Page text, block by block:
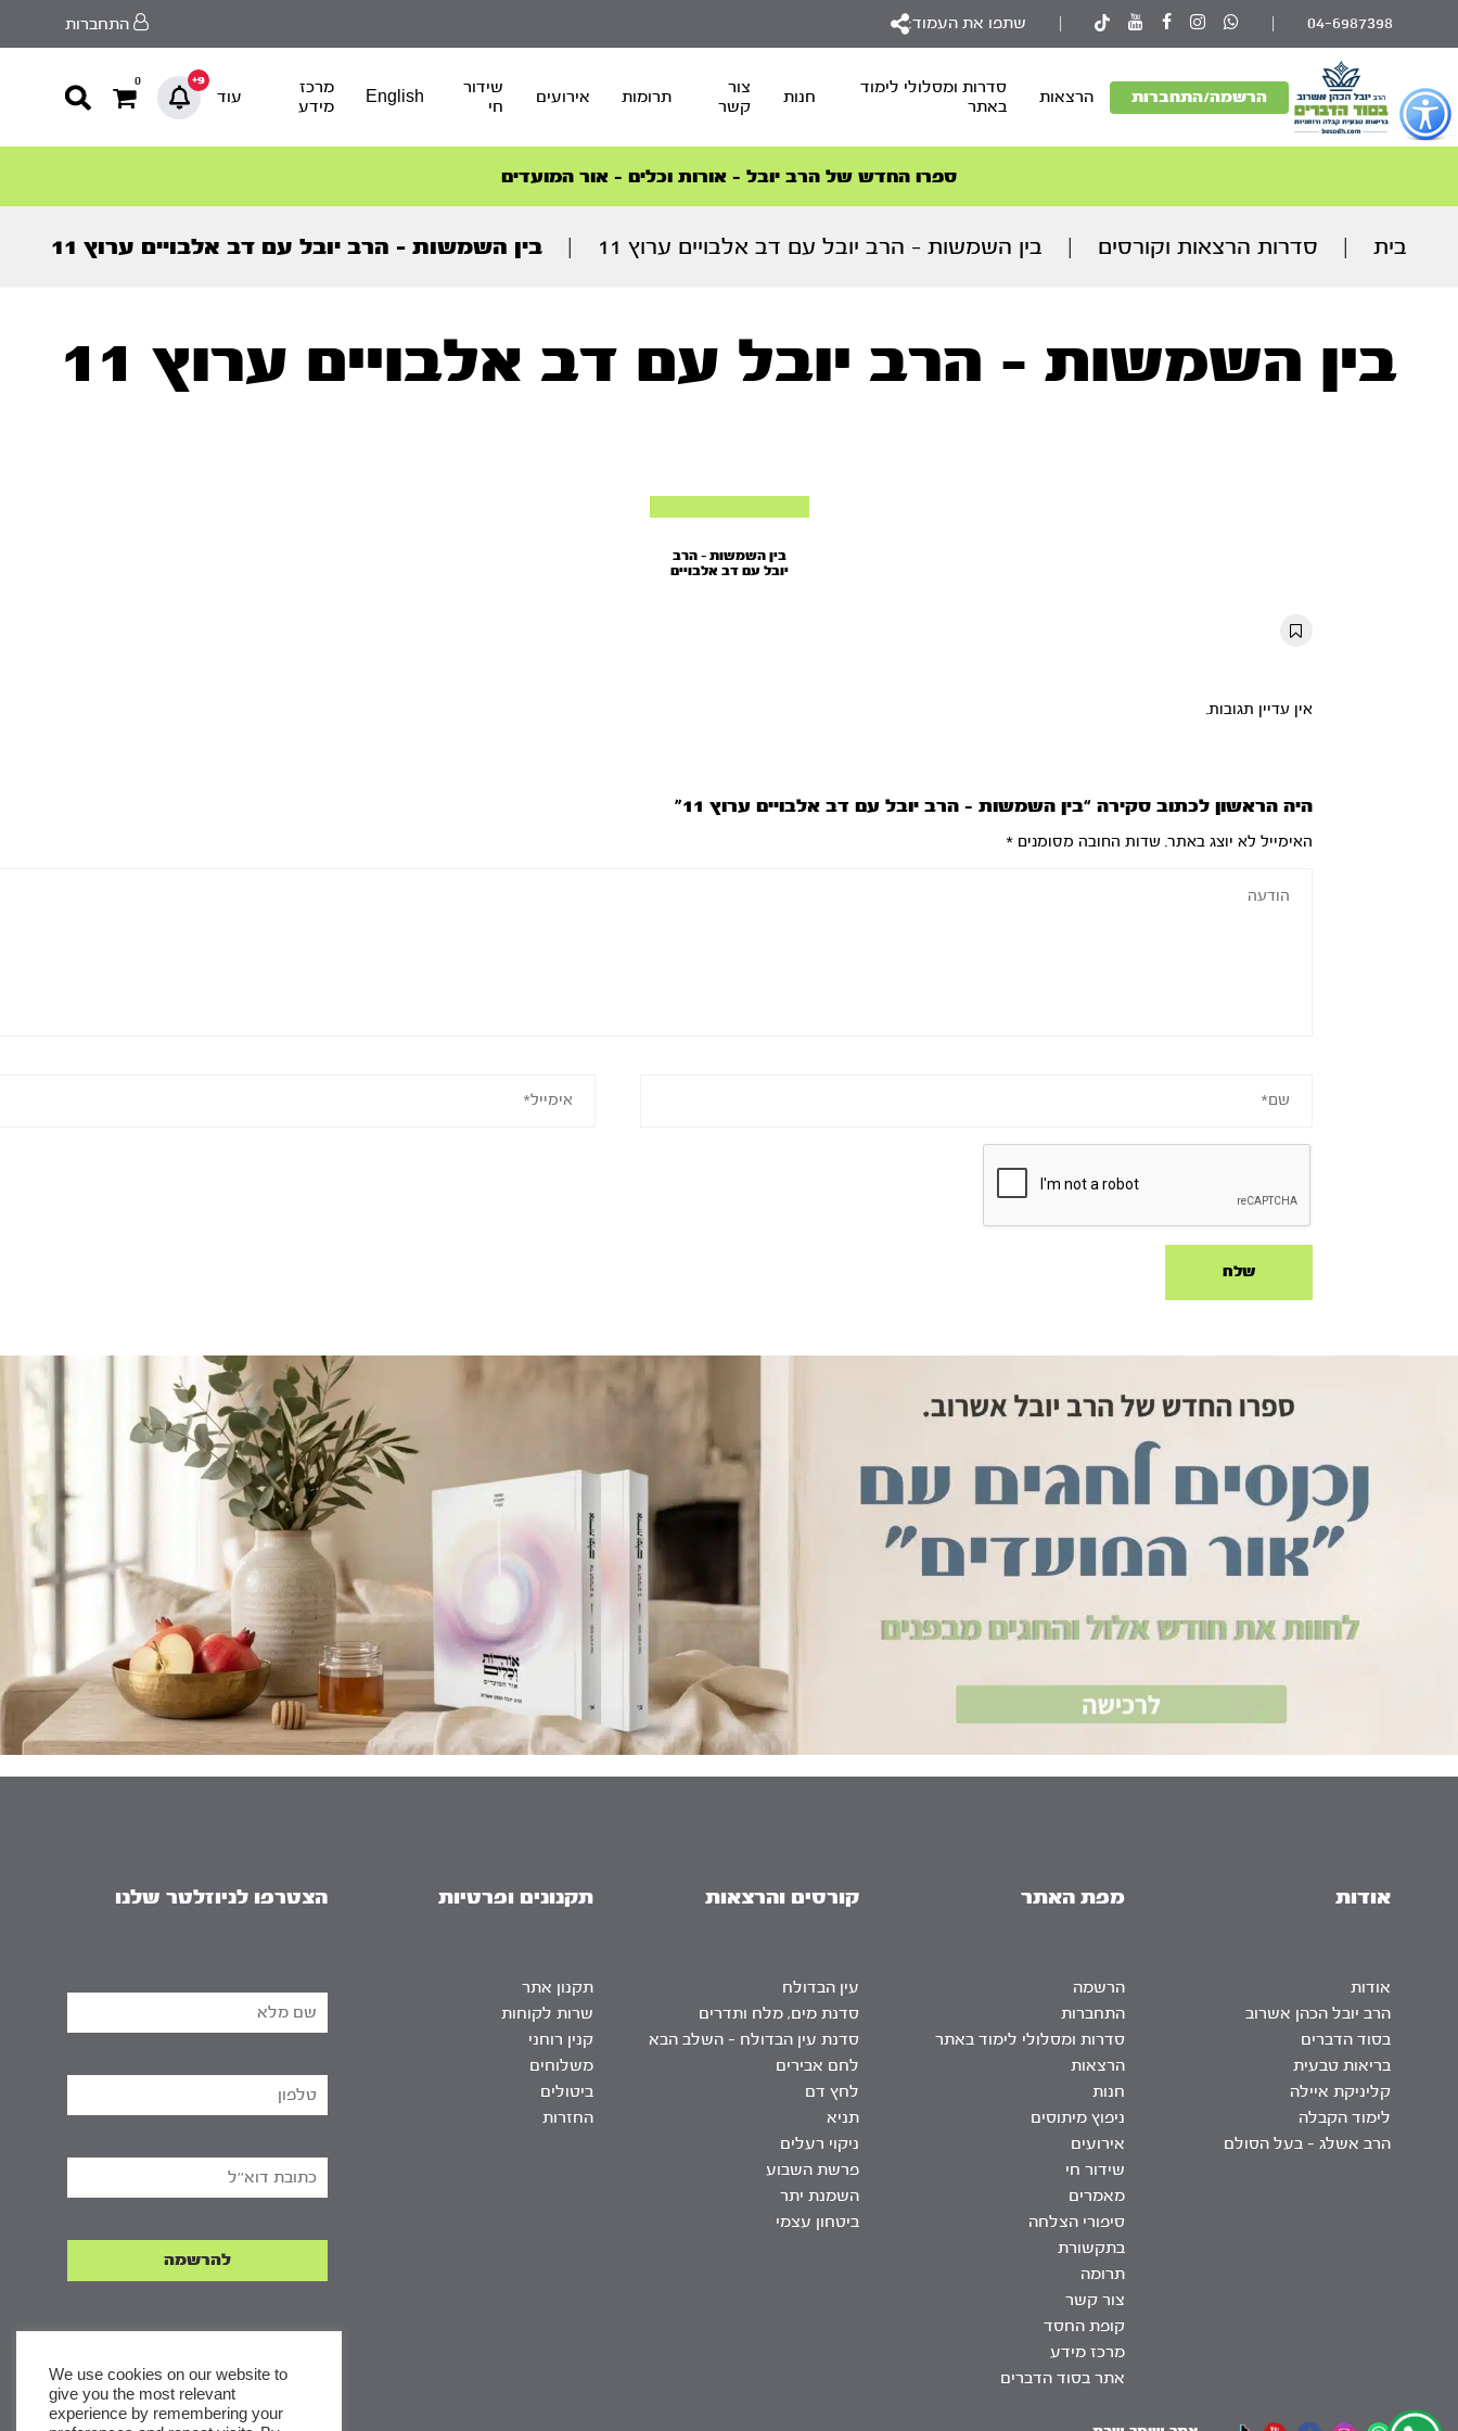
כפתור
לפתיחת
תפריט
נגישות
04-6987398 שתפו את העמוד: התחברות
הרשמה/התחברות הרצאות
סדרות ומסלולי לימוד
באתר
חנות
צור
קשר
תרומות אירועים
שידור
חי
English
מרכז
מידע
עוד
9+
0
סדרות הפודקאסטים
הסדרה המובילה החודש – דרך המלך
ספרו החדש של הרב יובל – אורות וכלים – אור המועדים
הצטרפו למהפכת הבריאות הטבעית >
סדרות הפודקאסטים
הסדרה המובילה החודש – דרך המלך
בית סדרות הרצאות וקורסים בין השמשות – הרב יובל עם דב אלבויים ערוץ 11 בין השמשות – הרב יובל עם דב אלבויים ערוץ 11
בין השמשות - הרב יובל עם דב אלבויים ערוץ 11
בין השמשות - הרב
יובל עם דב אלבויים
אין עדיין תגובות.
היה הראשון לכתוב סקירה “בין השמשות – הרב יובל עם דב אלבויים ערוץ 11”
האימייל לא יוצג באתר. שדות החובה מסומנים*
אודות
אודות
הרב יובל הכהן אשרוב
בסוד הדברים
בריאות טבעית
קליניקת איילה
לימוד הקבלה
הרב אשלג – בעל הסולם
מפת האתר
הרשמה
התחברות
סדרות ומסלולי לימוד באתר
הרצאות
חנות
ניפוץ מיתוסים
אירועים
שידור חי
מאמרים
סיפורי הצלחה
בתקשורת
תרומה
צור קשר
קופת החסד
מרכז מידע
אתר בסוד הדברים
קורסים והרצאות
עין הבדולח
סדנת מים, מלח ותדרים
סדנת עין הבדולח – השלב הבא
לחם אבירים
לחץ דם
תניא
ניקוי רעלים
פרשת השבוע
השמנת יתר
ביטחון עצמי
תקנונים ופרטיות
תקנון אתר
שרות לקוחות
קנין רוחני
משלוחים
ביטולים
החזרות
הצטרפו לניוזלטר שלנו
We use cookies on our website to
give you the most relevant
experience by remembering your
x